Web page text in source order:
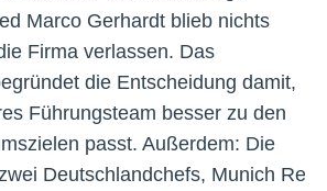
Marco Gerhardt blieb nichts
Firma verlassen. Das
die Entscheidung damit,
Führungsteam besser zu den
passt. Außerdem: Die
Deutschlandchefs, Munich Re